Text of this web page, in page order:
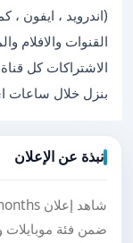
(اندرويد ، ايفون
القنوات والافلام
الاشتراكات كل
بنزل خلال ساعات
نبذة عن الإعلان
ضمن فئة موبايلات